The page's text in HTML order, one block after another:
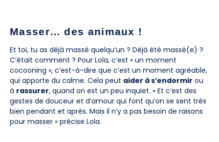
Masser… des animaux !
Et toi, tu as déjà massé quelqu’un ? Déjà été massé(e) ?
C’était comment ? Pour Lola, c’est « un moment
cocooning », c’est-à-dire que c’est un moment agréable,
qui apporte du calme. Cela peut aider à s’endormir ou
à rassurer, quand on est un peu inquiet. « Et c’est des
gestes de douceur et d’amour qui font qu’on se sent très
bien pendant et après. Mais il n’y a pas besoin de raisons
pour masser » précise Lola.